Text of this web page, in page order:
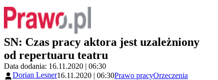
SN: Czas pracy aktora jest uzależniony
od repertuaru teatru
Data dodania: 16.11.2020 | 06:30
Dorian Lesner16.11.2020 | 06:30Prawo pracyOrzeczenia